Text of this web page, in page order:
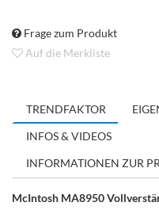
Frage zum Produkt
Auf die Merkliste
TRENDFAKTOR
INFOS & VIDEOS
INFORMATIONEN ZUR
McIntosh MA8950